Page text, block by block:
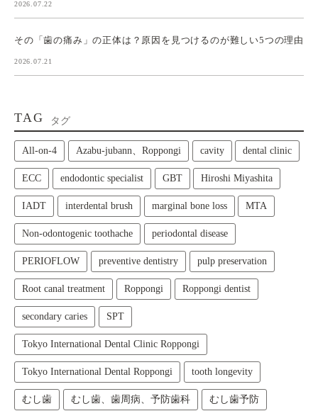
2026.07.22
その「歯の痛み」の正体は？原因を見つけるのが難しい5つの理由
2026.07.21
TAG タグ
All‑on‑4 Azabu-jubann、Roppongi cavity dental clinic
ECC endodontic specialist GBT Hiroshi Miyashita
IADT interdental brush marginal bone loss MTA
Non-odontogenic toothache periodontal disease
PERIOFLOW preventive dentistry pulp preservation
Root canal treatment Roppongi Roppongi dentist
secondary caries SPT
Tokyo International Dental Clinic Roppongi
Tokyo International Dental Roppongi tooth longevity
むし歯 むし歯、歯周病、予防歯科 むし歯予防